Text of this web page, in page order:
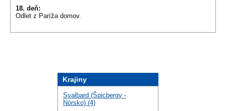
18. deň:
Odlet z Paríža domov.
Krajiny
Svalbard (Špicbergy -
Nórsko) (4)